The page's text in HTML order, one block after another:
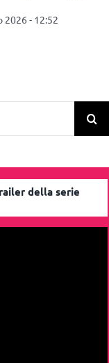
della serie